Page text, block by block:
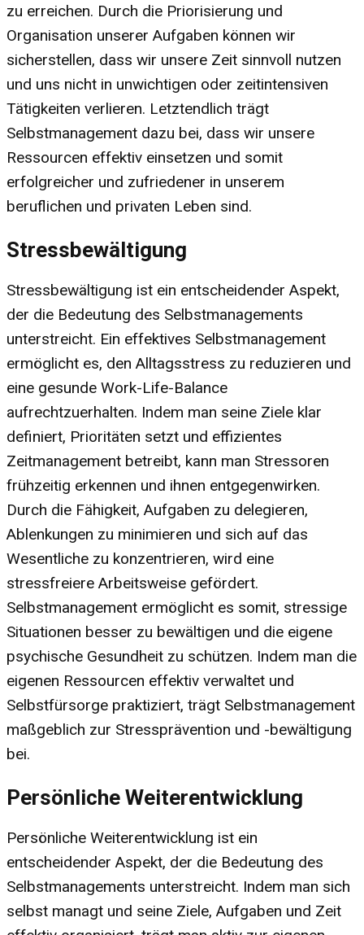
zu erreichen. Durch die Priorisierung und
Organisation unserer Aufgaben können wir
sicherstellen, dass wir unsere Zeit sinnvoll nutzen
und uns nicht in unwichtigen oder zeitintensiven
Tätigkeiten verlieren. Letztendlich trägt
Selbstmanagement dazu bei, dass wir unsere
Ressourcen effektiv einsetzen und somit
erfolgreicher und zufriedener in unserem
beruflichen und privaten Leben sind.
Stressbewältigung
Stressbewältigung ist ein entscheidender Aspekt,
der die Bedeutung des Selbstmanagements
unterstreicht. Ein effektives Selbstmanagement
ermöglicht es, den Alltagsstress zu reduzieren und
eine gesunde Work-Life-Balance
aufrechtzuerhalten. Indem man seine Ziele klar
definiert, Prioritäten setzt und effizientes
Zeitmanagement betreibt, kann man Stressoren
frühzeitig erkennen und ihnen entgegenwirken.
Durch die Fähigkeit, Aufgaben zu delegieren,
Ablenkungen zu minimieren und sich auf das
Wesentliche zu konzentrieren, wird eine
stressfreiere Arbeitsweise gefördert.
Selbstmanagement ermöglicht es somit, stressige
Situationen besser zu bewältigen und die eigene
psychische Gesundheit zu schützen. Indem man die
eigenen Ressourcen effektiv verwaltet und
Selbstfürsorge praktiziert, trägt Selbstmanagement
maßgeblich zur Stressprävention und -bewältigung
bei.
Persönliche Weiterentwicklung
Persönliche Weiterentwicklung ist ein
entscheidender Aspekt, der die Bedeutung des
Selbstmanagements unterstreicht. Indem man sich
selbst managt und seine Ziele, Aufgaben und Zeit